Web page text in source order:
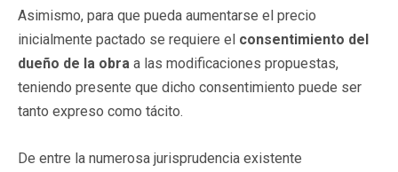
Asimismo, para que pueda aumentarse el precio
inicialmente pactado se requiere el consentimiento del
dueño de la obra a las modificaciones propuestas,
teniendo presente que dicho consentimiento puede ser
tanto expreso como tácito.
De entre la numerosa jurisprudencia existente